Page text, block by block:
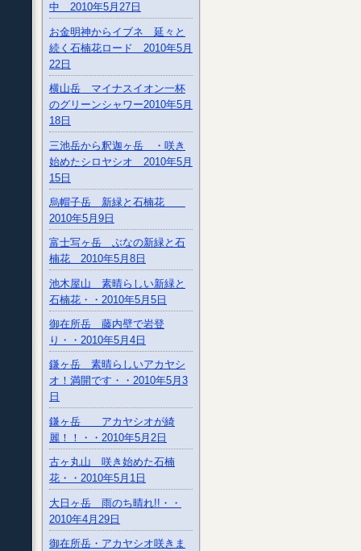
中 2010年5月27日
お金明神からイブネ 延々と
続く石楠花ロード 2010年5月
22日
横山岳 マイナスイオン一杯
のグリーンシャワー2010年5月
18日
三池岳から釈迦ヶ岳 ・咲き
始めたシロヤシオ 2010年5月
15日
烏帽子岳 新緑と石楠花
2010年5月9日
富士写ヶ岳 ぶなの新緑と石
楠花 2010年5月8日
池木屋山 素晴らしい新緑と
石楠花・・2010年5月5日
御在所岳 藤内壁で岩登
り・・2010年5月4日
鎌ヶ岳 素晴らしいアカヤシ
オ！満開です・・2010年5月3
日
鎌ヶ岳 アカヤシオが綺
麗！！・・2010年5月2日
古ヶ丸山 咲き始めた石楠
花・・2010年5月1日
大日ヶ岳 雨のち晴れ!!・・
2010年4月29日
御在所岳・アカヤシオ咲きま